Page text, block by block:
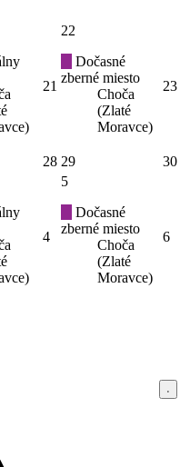
21
22
Dočasné
zberné miesto
Choča
(Zlaté
Moravce)
23
28 29 30
4
5
Dočasné
zberné miesto
Choča
(Zlaté
Moravce)
6